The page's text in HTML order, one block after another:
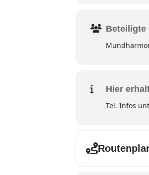
Beteiligte
Hier
Tel. Infos